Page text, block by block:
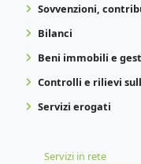
Sovvenzioni,
Bilanci
Beni immobili e
Controlli e rilievi
Servizi erogati
Servizi in rete